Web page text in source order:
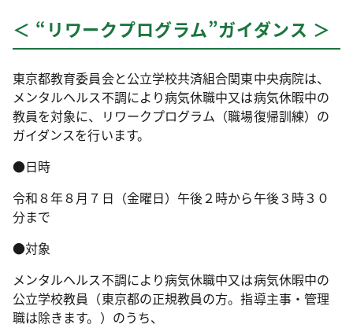
＜ “リワークプログラム”ガイダンス ＞
東京都教育委員会と公立学校共済組合関東中央病院は、
メンタルヘルス不調により病気休職中又は病気休暇中の
教員を対象に、リワークプログラム（職場復帰訓練）の
ガイダンスを行います。
●日時
令和８年８月７日（金曜日）午後２時から午後３時３０
分まで
●対象
メンタルヘルス不調により病気休職中又は病気休暇中の
公立学校教員（東京都の正規教員の方。指導主事・管理
職は除きます。）のうち、